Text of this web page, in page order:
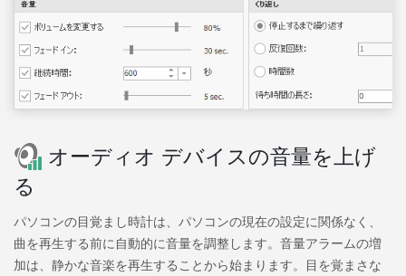
オーディオ デバイスの音量を上げ
る
パソコンの目覚まし時計は、パソコンの現在の設定に関係なく、
曲を再生する前に自動的に音量を調整します。音量アラームの増
加は、静かな音楽を再生することから始まります。目を覚まさな